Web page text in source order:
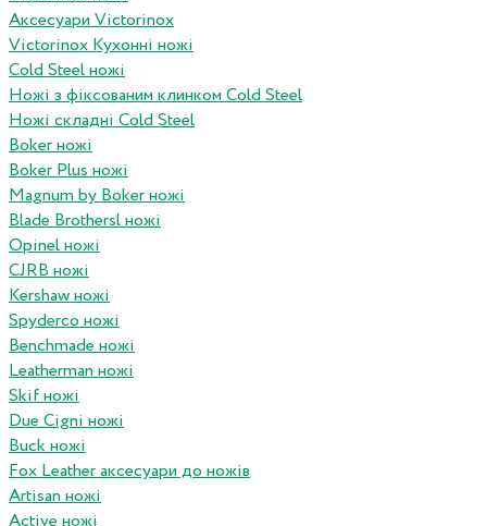
Аксесуари Victorinox
Victorinox Кухонні ножі
Cold Steel ножі
Ножі з фіксованим клинком Cold Steel
Ножі складні Cold Steel
Boker ножі
Boker Plus ножі
Magnum by Boker ножі
Blade Brothersl ножі
Opinel ножі
CJRB ножі
Kershaw ножі
Spyderco ножі
Benchmade ножі
Leatherman ножі
Skif ножі
Due Cigni ножі
Buck ножі
Fox Leather аксесуари до ножів
Artisan ножі